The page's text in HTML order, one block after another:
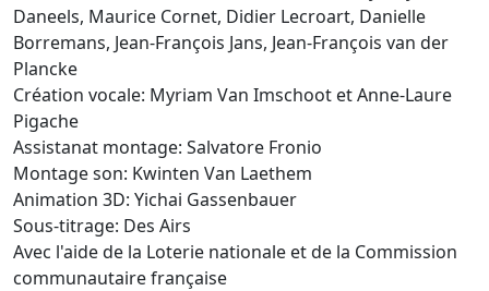
Daneels, Maurice Cornet, Didier Lecroart, Danielle
Borremans, Jean-François Jans, Jean-François van der
Plancke
Création vocale: Myriam Van Imschoot et Anne-Laure
Pigache
Assistanat montage: Salvatore Fronio
Montage son: Kwinten Van Laethem
Animation 3D: Yichai Gassenbauer
Sous-titrage: Des Airs
Avec l'aide de la Loterie nationale et de la Commission
communautaire française